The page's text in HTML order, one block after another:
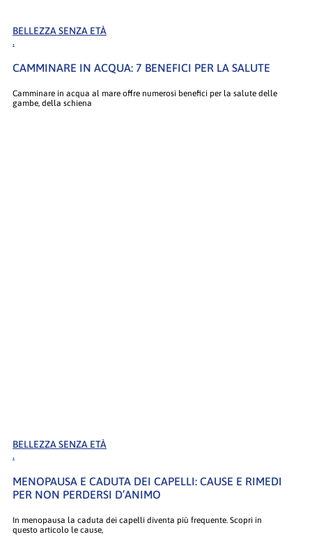
BELLEZZA SENZA ETÀ
.
CAMMINARE IN ACQUA: 7 BENEFICI PER LA SALUTE
Camminare in acqua al mare offre numerosi benefici per la salute delle
gambe, della schiena
BELLEZZA SENZA ETÀ
.
MENOPAUSA E CADUTA DEI CAPELLI: CAUSE E RIMEDI
PER NON PERDERSI D’ANIMO
In menopausa la caduta dei capelli diventa più frequente. Scopri in
questo articolo le cause,